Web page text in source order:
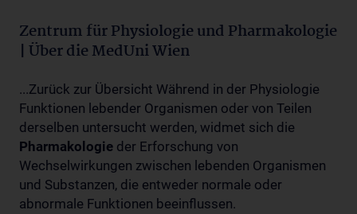
Zentrum für Physiologie und Pharmakologie
| Über die MedUni Wien
...Zurück zur Übersicht Während in der Physiologie
Funktionen lebender Organismen oder von Teilen
derselben untersucht werden, widmet sich die
Pharmakologie der Erforschung von
Wechselwirkungen zwischen lebenden Organismen
und Substanzen, die entweder normale oder
abnormale Funktionen beeinflussen.